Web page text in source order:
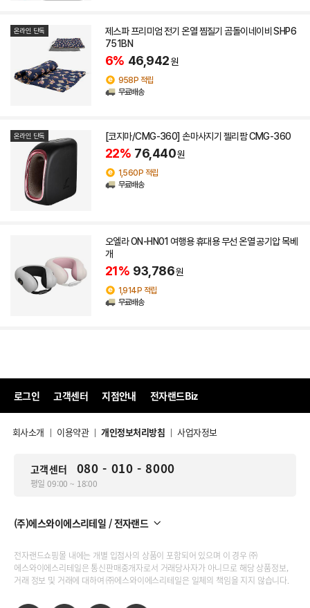
온라인 단독
제스파 프리미엄 전기 온열 찜질기 곰돌이네이비 SHP6
751BN
6% 46,942원
958P 적립
무료배송
온라인 단독 [코지마/CMG-360] 손마사지기 젤리팜 CMG-360
22% 76,440원
1,560P 적립
무료배송
오엘라 ON-HN01 여행용 휴대용 무선 온열 공기압 목베
개
21% 93,786원
1,914P 적립
무료배송
로그인 고객센터 지점안내 전자랜드Biz
회사소개 | 이용약관 | 개인정보처리방침 | 사업자정보
고객센터 080 - 010 - 8000
평일 09:00 ~ 18:00
(주)에스와이에스리테일 / 전자랜드
전자랜드쇼핑몰 내에는 개별 입점사의 상품이 포함되어 있으며 이 경우 ㈜
에스와이에스리테일은 통신판매중개자로서 거래당사자가 아니므로 해당 상품정보,
거래 정보 및 거래에 대하여 ㈜에스와이에스리테일은 일체의 책임을 지지 않습니다.